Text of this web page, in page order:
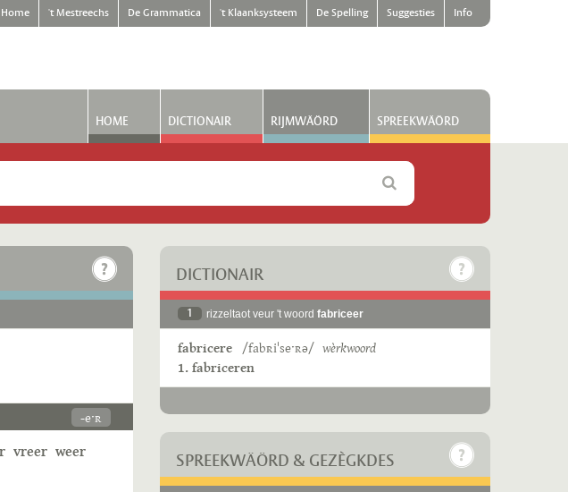
Home 't Mestreechs De Grammatica 't Klaanksysteem De Spelling Suggesties Info
HOME DICTIONAIR RIJMWÄÖRD SPREEKWÄÖRD
-eˑʀ
vreer weer
DICTIONAIR
1 rizzeltaot veur 't woord fabriceer
fabricere /fabʀiˈseˑʀə/ wèrkwoord
1. fabriceren
SPREEKWÄÖRD & GEZÈGKDES